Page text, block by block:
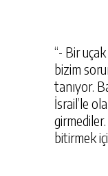
“- Bir
bizim
tanıyor.
İsrail’le
bitirmek